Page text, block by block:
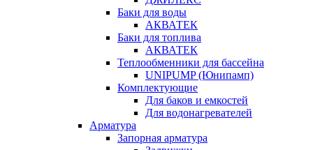
Баки для воды
АКВАТЕК
Баки для топлива
АКВАТЕК
Теплообменники для бассейна
UNIPUMP (Юнипамп)
Комплектующие
Для баков и емкостей
Для водонагревателей
Арматура
Запорная арматура